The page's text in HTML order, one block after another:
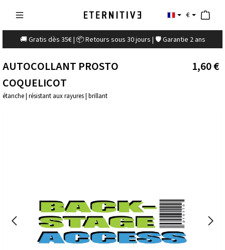
€
🚚 Gratis dès 35€ | 📦 Retours sous 30 jours | 🛡️ Garantie 2 ans
AUTOCOLLANT PROSTO
COQUELICOT
étanche | résistant aux rayures | brillant
1,60 €